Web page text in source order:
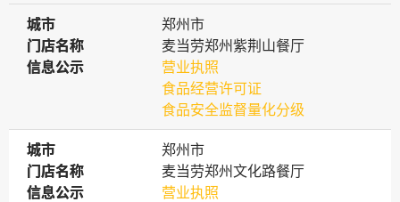
城市
城市
郑州市
门店名称
门店名称
麦当劳郑州紫荆山餐厅
信息公示
信息公示
营业执照
食品经营许可证
食品安全监督量化分级
城市
城市
郑州市
门店名称
门店名称
麦当劳郑州文化路餐厅
信息公示
信息公示
营业执照